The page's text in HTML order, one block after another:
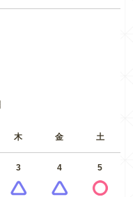
木 金 土
3 4 5